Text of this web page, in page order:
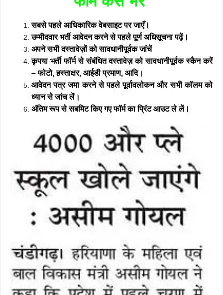
सबसे पहले आधिकारिक वेबसाइट पर जाएँ।
उम्मीदवार भर्ती आवेदन करने से पहले पूर्ण अधिसूचना पढ़ें।
अपने सभी दस्तावेज़ों को सावधानीपूर्वक जांचें
कृपया भर्ती फॉर्म से संबंधित दस्तावेज़ को सावधानीपूर्वक स्कैन करें
– फोटो, हस्ताक्षर, आईडी प्रमाण, आदि।
आवेदन पत्र जमा करने से पहले पूर्वावलोकन और सभी कॉलम को
ध्यान से जांच लें।
अंतिम रूप से सबमिट किए गए फॉर्म का प्रिंट आउट ले लें।